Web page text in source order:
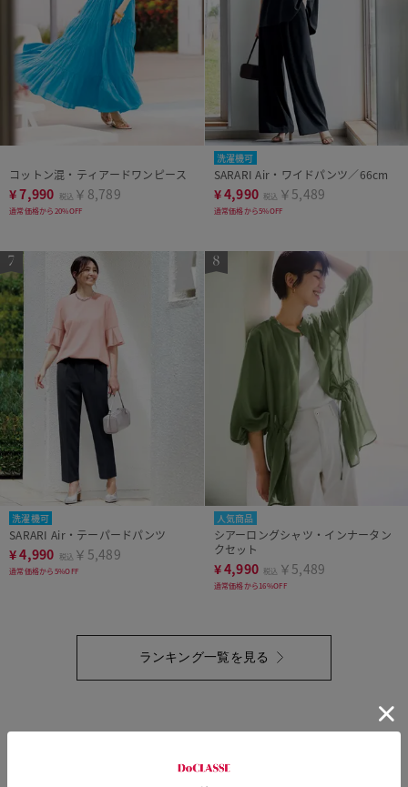
コットン混・ティアードワンピース
¥7,990 税込 ￥8,789
通常価格から20%OFF
洗濯機可
SARARI Air・ワイドパンツ／66cm
¥4,990 税込 ￥5,489
通常価格から5%OFF
洗濯機可
SARARI Air・テーパードパンツ
¥4,990 税込 ￥5,489
通常価格から5%OFF
人気商品
シアーロングシャツ・インナータン
クセット
¥4,990 税込 ￥5,489
通常価格から16%OFF
ランキング一覧を見る